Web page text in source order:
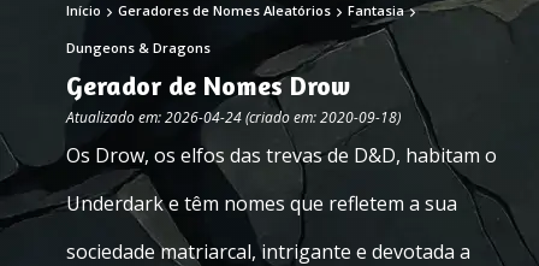
Início Geradores de Nomes Aleatórios Fantasia
Dungeons & Dragons
Gerador de Nomes Drow
Atualizado em: 2026-04-24 (criado em: 2020-09-18)
Os Drow, os elfos das trevas de D&D, habitam o
Underdark e têm nomes que refletem a sua
sociedade matriarcal, intrigante e devotada a